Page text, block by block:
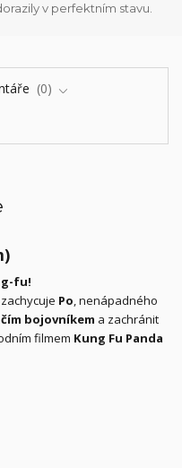
v perfektním stavu.
0
fu!
Po, nenápadného
bojovníkem a zachránit
filmem Kung Fu Panda